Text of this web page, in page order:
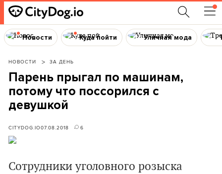
Новости Куда пойти Уличная мода
НОВОСТИ ЗА ДЕНЬ
Парень прыгал по машинам,
потому что поссорился с
девушкой
CITYDOG.IO07.08.2018 6
Сотрудники уголовного розыска